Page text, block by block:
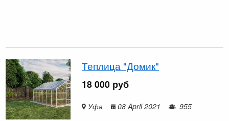
Теплица "Домик"
18 000 руб
Уфа 08 April 2021 955